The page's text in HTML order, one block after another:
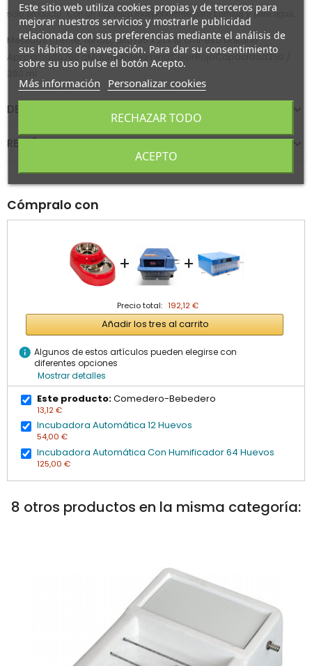
solo producto. Con un deposito independiente para comida y para agua,
Medidas (frente, fondo, alto)35 x 21 x 10 cmPeso Unitario
Aproximado760 gMaterialMelaminaColorRojoCapacidad350 /
380 ml
DETALLES DEL PRODUCTO
RESEÑAS
Cómpralo con
+ +
Precio total: 192,12 €
Añadir los tres al carrito
info Algunos de estos artículos pueden elegirse con
diferentes opciones
Mostrar detalles
Este producto:Comedero-Bebedero
13,12 €
Incubadora Automática 12 Huevos
54,00 €
Incubadora Automática Con Humificador 64 Huevos
125,00 €
8 otros productos en la misma categoría:
Este sitio web utiliza cookies propias y de terceros para
mejorar nuestros servicios y mostrarle publicidad
relacionada con sus preferencias mediante el análisis de
sus hábitos de navegación. Para dar su consentimiento
sobre su uso pulse el botón Acepto.
Más información Personalizar cookies
RECHAZAR TODO
ACEPTO